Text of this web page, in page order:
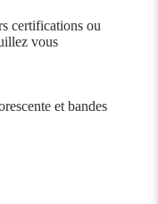
certifications ou
vous
et bandes